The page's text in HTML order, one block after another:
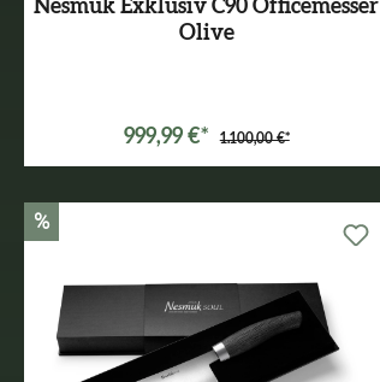
Nesmuk Exklusiv C90 Officemesser
Olive
999,99 €* 1.100,00 €*
%